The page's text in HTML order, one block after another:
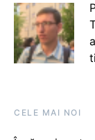
CELE MAI NOI